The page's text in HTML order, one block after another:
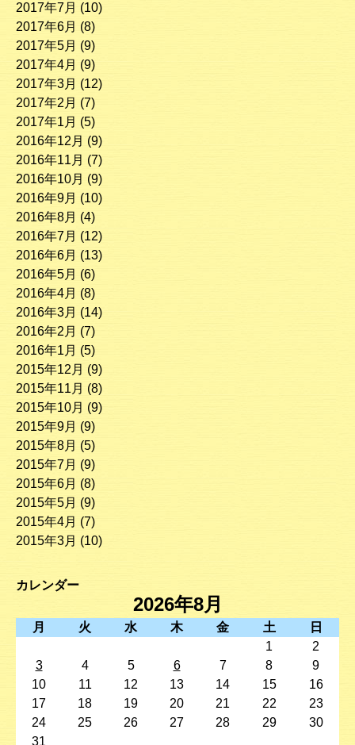
2017年7月 (10)
2017年6月 (8)
2017年5月 (9)
2017年4月 (9)
2017年3月 (12)
2017年2月 (7)
2017年1月 (5)
2016年12月 (9)
2016年11月 (7)
2016年10月 (9)
2016年9月 (10)
2016年8月 (4)
2016年7月 (12)
2016年6月 (13)
2016年5月 (6)
2016年4月 (8)
2016年3月 (14)
2016年2月 (7)
2016年1月 (5)
2015年12月 (9)
2015年11月 (8)
2015年10月 (9)
2015年9月 (9)
2015年8月 (5)
2015年7月 (9)
2015年6月 (8)
2015年5月 (9)
2015年4月 (7)
2015年3月 (10)
カレンダー
2026年8月
月 火 水 木 金 土
日
1
2
3
4 5 6 7 8
9
10
11 12 13 14 15
16
17
18 19 20 21 22
23
24
25 26 27 28 29
30
31